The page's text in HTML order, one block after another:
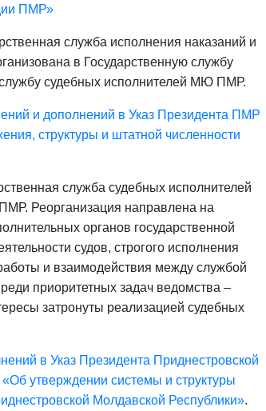
ПМР»
служба исполнения наказаний и
в Государственную службу
судебных исполнителей МЮ ПМР.
и дополнений в Указ Президента ПМР
структуры и штатной численности
служба судебных исполнителей
Реорганизация направлена на
органов государственной
судов, строгого исполнения
и взаимодействия между службой
приоритетных задач ведомства –
затронуты реализацией судебных
в Указ Президента Приднестровской
утверждении системы и структуры
Молдавской Республики».